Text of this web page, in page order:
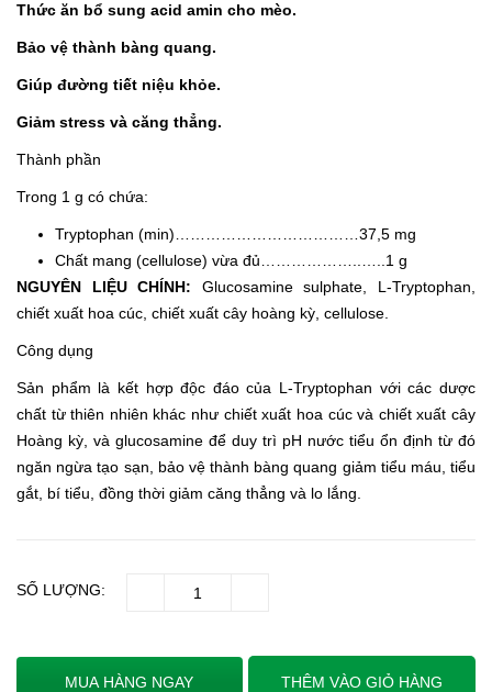
Thức ăn bổ sung acid amin cho mèo.
Bảo vệ thành bàng quang.
Giúp đường tiết niệu khỏe.
Giảm stress và căng thẳng.
Thành phần
Trong 1 g có chứa:
Tryptophan (min)………………………………37,5 mg
Chất mang (cellulose) vừa đủ………………..…..1 g
NGUYÊN LIỆU CHÍNH: Glucosamine sulphate, L-Tryptophan,
chiết xuất hoa cúc, chiết xuất cây hoàng kỳ, cellulose.
Công dụng
Sản phẩm là kết hợp độc đáo của L-Tryptophan với các dược
chất từ thiên nhiên khác như chiết xuất hoa cúc và chiết xuất cây
Hoàng kỳ, và glucosamine để duy trì pH nước tiểu ổn định từ đó
ngăn ngừa tạo sạn, bảo vệ thành bàng quang giảm tiểu máu, tiểu
gắt, bí tiểu, đồng thời giảm căng thẳng và lo lắng.
SỐ LƯỢNG:
MUA HÀNG NGAY THÊM VÀO GIỎ HÀNG